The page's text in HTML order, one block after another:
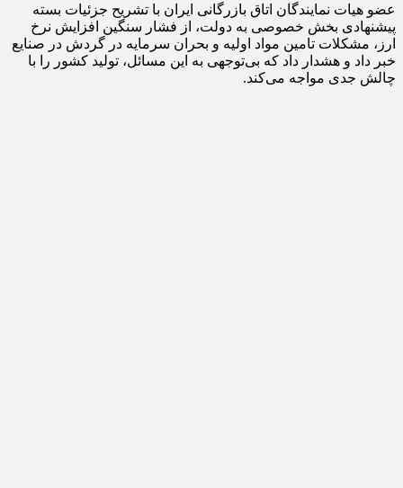
عضو هیات نمایندگان اتاق بازرگانی ایران با تشریح جزئیات بسته
پیشنهادی بخش خصوصی به دولت، از فشار سنگین افزایش نرخ
ارز، مشکلات تامین مواد اولیه و بحران سرمایه در گردش در صنایع
خبر داد و هشدار داد که بی‌توجهی به این مسائل، تولید کشور را با
چالش جدی مواجه می‌کند.